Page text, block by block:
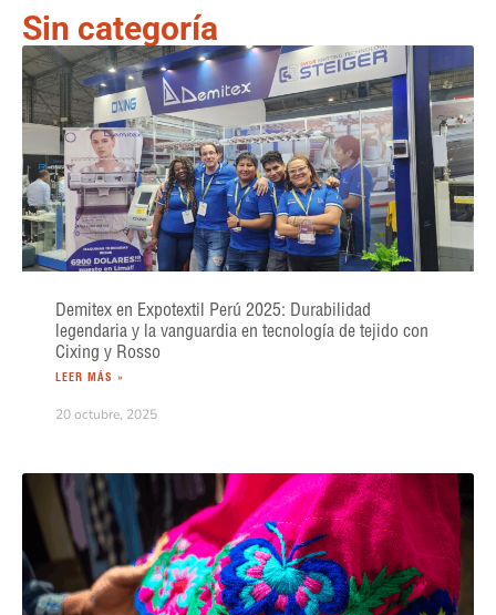
Sin categoría
Demitex en Expotextil Perú 2025: Durabilidad
legendaria y la vanguardia en tecnología de tejido con
Cixing y Rosso
LEER MÁS »
20 octubre, 2025